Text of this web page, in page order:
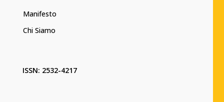
Manifesto
Chi Siamo
ISSN: 2532-4217